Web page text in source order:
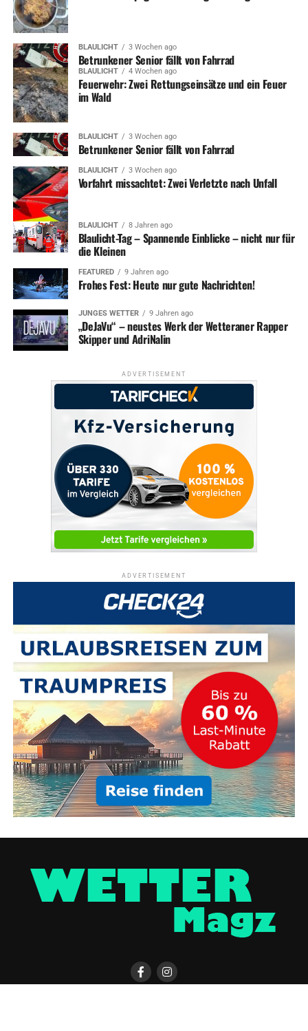
BLAULICHT 3 Wochen ago
Betrunkener Senior fällt von Fahrrad
BLAULICHT 4 Wochen ago
Feuerwehr: Zwei Rettungseinsätze und ein Feuer
im Wald
BLAULICHT 3 Wochen ago
Betrunkener Senior fällt von Fahrrad
BLAULICHT 3 Wochen ago
Vorfahrt missachtet: Zwei Verletzte nach Unfall
BLAULICHT 8 Jahren ago
Blaulicht-Tag – Spannende Einblicke – nicht nur für
die Kleinen
FEATURED 9 Jahren ago
Frohes Fest: Heute nur gute Nachrichten!
JUNGES WETTER 9 Jahren ago
„DeJaVu“ – neustes Werk der Wetteraner Rapper
Skipper und AdriNalin
ADVERTISEMENT
ADVERTISEMENT